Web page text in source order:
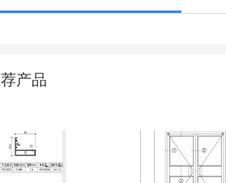
产品